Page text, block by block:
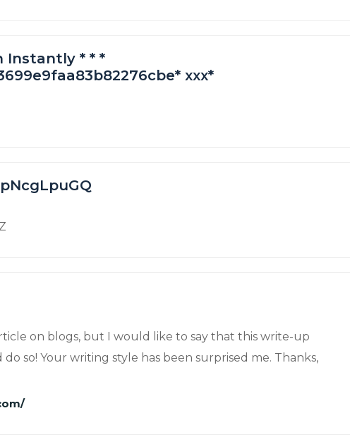
Instantly * * *
ххх*
on blogs, but I would like to say that this write-up
so! Your writing style has been surprised me. Thanks,